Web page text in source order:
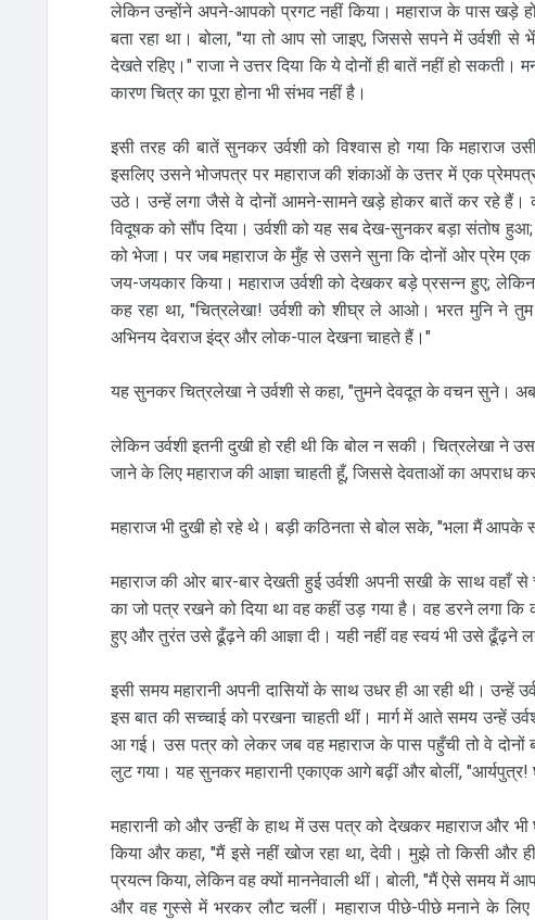
लेकिन उन्होंने अपने-आपको प्रगट नहीं किया। महाराज के पास खड़े
बता रहा था। बोला, "या तो आप सो जाइए, जिससे सपने में
देखते रहिए।" राजा ने उत्तर दिया कि ये दोनों ही बातें नहीं हो
कारण चित्र का पूरा होना भी संभव नहीं है।
इसी तरह की बातें सुनकर उर्वशी को विश्वास हो गया कि महाराज
इसलिए उसने भोजपत्र पर महाराज की शंकाओं के उत्तर में एक
उठे। उन्हें लगा जैसे वे दोनों आमने-सामने खड़े होकर बातें कर रहे
विदूषक को सौंप दिया। उर्वशी को यह सब देख-सुनकर बड़ा संतोष
को भेजा। पर जब महाराज के मुँह से उसने सुना कि दोनों ओर प्रेम
जय-जयकार किया। महाराज उर्वशी को देखकर बड़े प्रसन्न हुए;
कह रहा था, "चित्रलेखा! उर्वशी को शीघ्र ले आओ। भरत मुनि ने
अभिनय देवराज इंद्र और लोक-पाल देखना चाहते हैं।"
यह सुनकर चित्रलेखा ने उर्वशी से कहा, "तुमने देवदूत के वचन सुने। अब
लेकिन उर्वशी इतनी दुखी हो रही थी कि बोल न सकी। चित्रलेखा ने
जाने के लिए महाराज की आज्ञा चाहती हूँ, जिससे देवताओं का
महाराज भी दुखी हो रहे थे। बड़ी कठिनता से बोल सके, "भला मैं आपके
महाराज की ओर बार-बार देखती हुई उर्वशी अपनी सखी के साथ वहाँ
का जो पत्र रखने को दिया था वह कहीं उड़ गया है। वह डरने लगा
हुए और तुरंत उसे ढूँढ़ने की आज्ञा दी। यही नहीं वह स्वयं भी उसे ढूँढ़ने
इसी समय महारानी अपनी दासियों के साथ उधर ही आ रही थी। उन्हें
इस बात की सच्चाई को परखना चाहती थीं। मार्ग में आते समय उन्हें
आ गई। उस पत्र को लेकर जब वह महाराज के पास पहुँची तो वे
लुट गया। यह सुनकर महारानी एकाएक आगे बढ़ीं और बोलीं, "आर्यपुत्र!
महारानी को और उन्हीं के हाथ में उस पत्र को देखकर महाराज और
किया और कहा, "मैं इसे नहीं खोज रहा था, देवी। मुझे तो किसी और
प्रयत्न किया, लेकिन वह क्यों माननेवाली थीं। बोली, "मैं ऐसे समय में
और वह गुस्से में भरकर लौट चलीं। महाराज पीछे-पीछे मनाने के लिए